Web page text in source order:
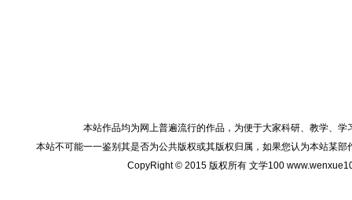
本站作品均为网上普遍流行的作品，为便于大家科研、教学、
本站不可能一一鉴别其是否为公共版权或其版权归属，如果您认为本站某
CopyRight © 2015 版权所有 文学100